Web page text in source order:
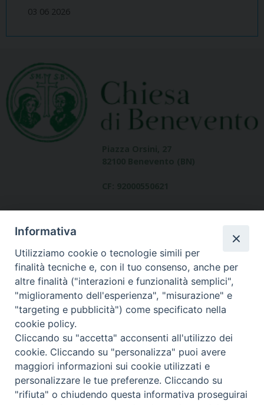
03 06 2026
Dove siamo
contatti
Area riservata
Informativa
Utilizziamo cookie o tecnologie simili per
finalità tecniche e, con il tuo consenso, anche per
altre finalità ("interazioni e funzionalità semplici",
"miglioramento dell'esperienza", "misurazione" e
"targeting e pubblicità") come specificato nella
cookie policy.
Cliccando su "accetta" acconsenti all'utilizzo dei
cookie. Cliccando su "personalizza" puoi avere
maggiori informazioni sui cookie utilizzati e
personalizzare le tue preferenze. Cliccando su
"rifiuta" o chiudendo questa informativa proseguirai